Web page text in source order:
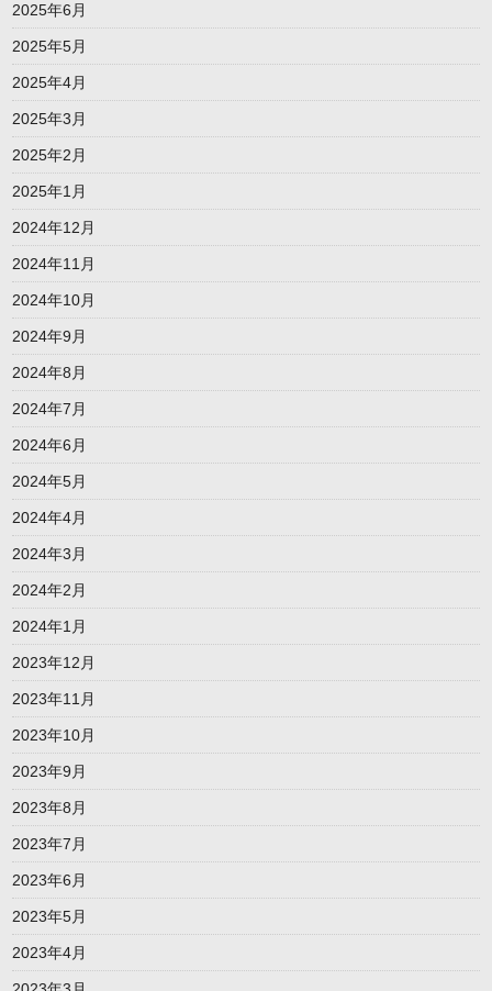
2025年6月
2025年5月
2025年4月
2025年3月
2025年2月
2025年1月
2024年12月
2024年11月
2024年10月
2024年9月
2024年8月
2024年7月
2024年6月
2024年5月
2024年4月
2024年3月
2024年2月
2024年1月
2023年12月
2023年11月
2023年10月
2023年9月
2023年8月
2023年7月
2023年6月
2023年5月
2023年4月